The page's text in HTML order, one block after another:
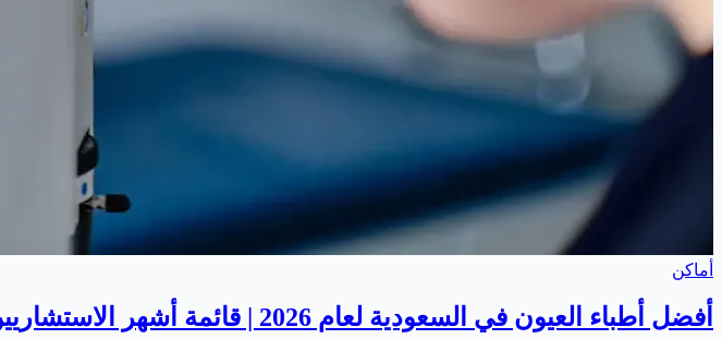
أماكن
أفضل أطباء العيون في السعودية لعام 2026 | قائمة أشهر الاستشاريين المتخصصين